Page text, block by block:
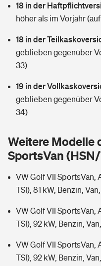
Wer versichert was: Jetzt
Mietkautionsversicherung
Zur Übersicht
Tools
Wer versichert was: Jetzt
Sie haben Fragen?
Reiseversicherung
Handyversicherung
Zur Übersicht
Tools
Kinderunfall-Check: Mehr
Zur Übersicht
Tools
Sie haben Fragen?
18 in der
höher als im Vorjahr
18 in der
geblieben gegenüber
33)
19 in der
geblieben gegenüber
34)
Weitere Modelle
SportsVan
VW Golf VII SportsVan,
TSI), 81 kW, Benzin,
VW Golf VII SportsVan,
TSI), 92 kW, Benzin,
VW Golf VII SportsVan,
TSI), 92 kW, Benzin,